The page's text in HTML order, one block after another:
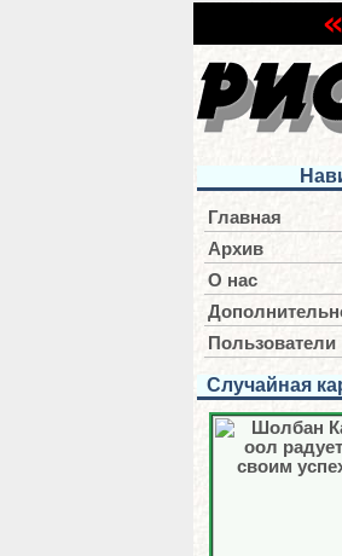
Главная
Архив
О нас
Пользователи
Случайная